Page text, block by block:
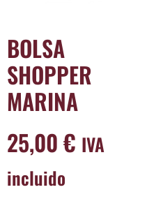
BOLSA
SHOPPER
MARINA
25,00€ IVA
incluido